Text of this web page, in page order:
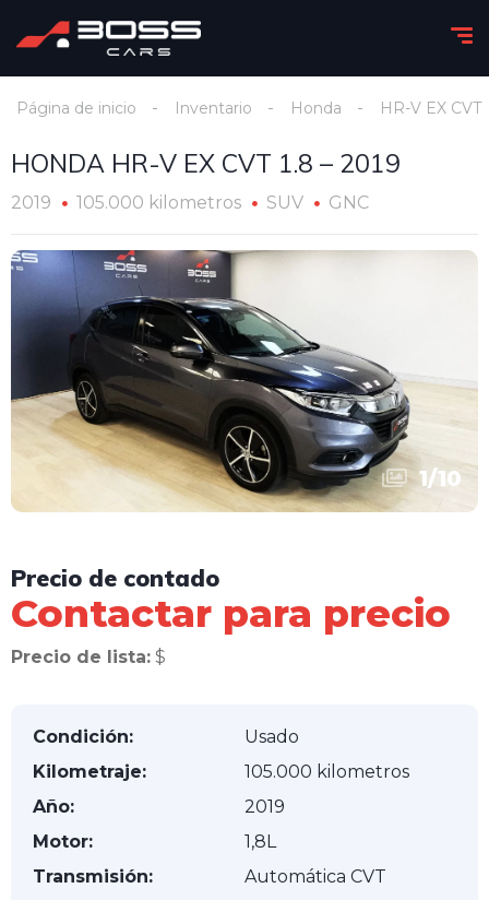
Página de inicio Inventario Honda HR-V EX CVT
HONDA HR-V EX CVT 1.8 – 2019
2019 105.000 kilometros SUV GNC
1/10
Precio de contado
Contactar para precio
Precio de lista: $
Condición:
Usado
Kilometraje:
105.000 kilometros
Año:
2019
Motor:
1,8L
Transmisión:
Automática CVT